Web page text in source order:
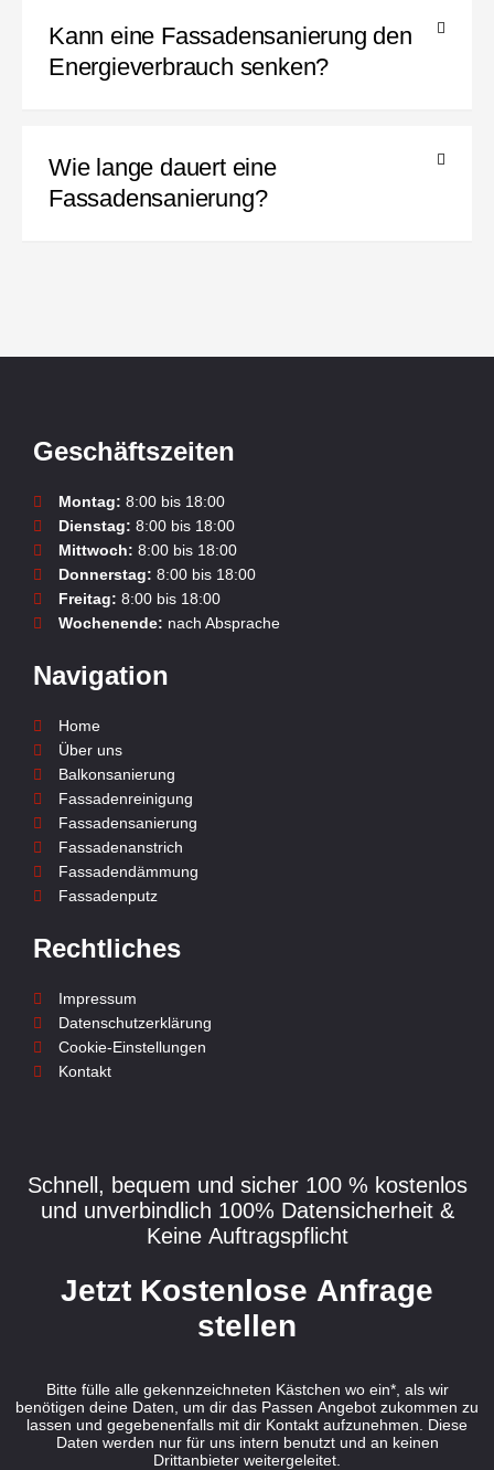
Kann eine Fassadensanierung den
Energieverbrauch senken?
Wie lange dauert eine
Fassadensanierung?
Geschäftszeiten
Montag: 8:00 bis 18:00
Dienstag: 8:00 bis 18:00
Mittwoch: 8:00 bis 18:00
Donnerstag: 8:00 bis 18:00
Freitag: 8:00 bis 18:00
Wochenende: nach Absprache
Navigation
Home
Über uns
Balkonsanierung
Fassadenreinigung
Fassadensanierung
Fassadenanstrich
Fassadendämmung
Fassadenputz
Rechtliches
Impressum
Datenschutzerklärung
Cookie-Einstellungen
Kontakt